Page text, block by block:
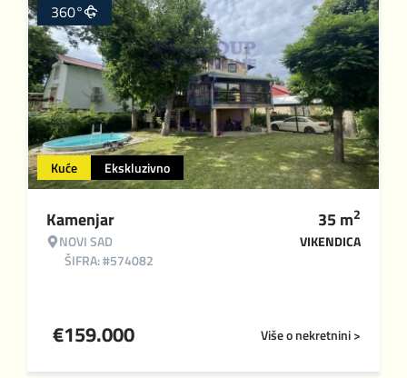
Kuće Ekskluzivno
360°
Kamenjar
NOVI SAD
ŠIFRA: #574082
35m2
VIKENDICA
Više o nekretnini >
€159.000